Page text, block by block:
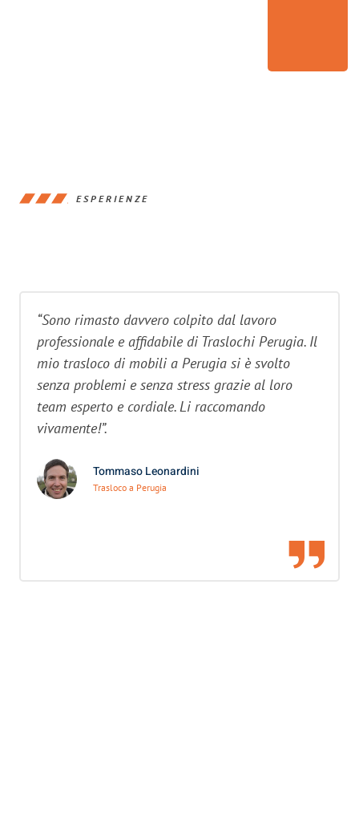
ESPERIENZE
“Sono rimasto davvero colpito dal lavoro
professionale e affidabile di Traslochi Perugia. Il
mio trasloco di mobili a Perugia si è svolto
senza problemi e senza stress grazie al loro
team esperto e cordiale. Li raccomando
vivamente!”.
Tommaso Leonardini
Trasloco a Perugia